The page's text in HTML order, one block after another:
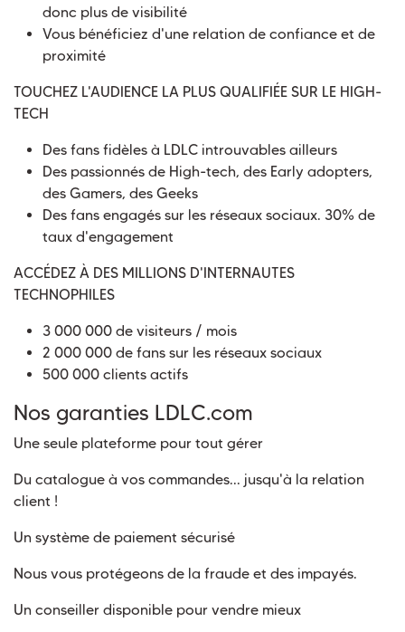
donc plus de visibilité
Vous bénéficiez d'une relation de confiance et de
proximité
TOUCHEZ L'AUDIENCE LA PLUS QUALIFIÉE SUR LE HIGH-
TECH
Des fans fidèles à LDLC introuvables ailleurs
Des passionnés de High-tech, des Early adopters,
des Gamers, des Geeks
Des fans engagés sur les réseaux sociaux. 30% de
taux d'engagement
ACCÉDEZ À DES MILLIONS D'INTERNAUTES
TECHNOPHILES
3 000 000 de visiteurs / mois
2 000 000 de fans sur les réseaux sociaux
500 000 clients actifs
Nos garanties LDLC.com
Une seule plateforme pour tout gérer
Du catalogue à vos commandes... jusqu'à la relation
client !
Un système de paiement sécurisé
Nous vous protégeons de la fraude et des impayés.
Un conseiller disponible pour vendre mieux